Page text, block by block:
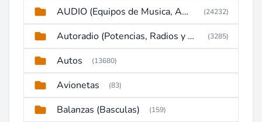
AUDIO (Equipos de Musica, Amplificadores, Reproductores, Etc) (24232)
Autoradio (Potencias, Radios y DVD) (3285)
Autos (13680)
Avionetas (83)
Balanzas (Basculas) (159)